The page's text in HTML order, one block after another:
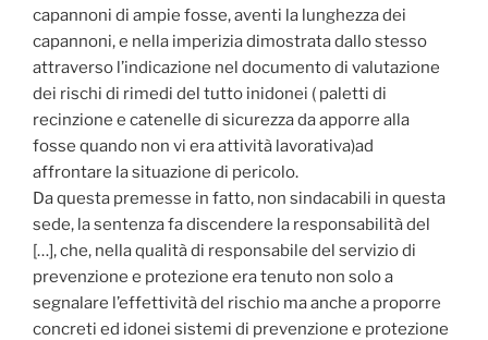
capannoni di ampie fosse, aventi la lunghezza dei
capannoni, e nella imperizia dimostrata dallo stesso
attraverso l’indicazione nel documento di valutazione
dei rischi di rimedi del tutto inidonei ( paletti di
recinzione e catenelle di sicurezza da apporre alla
fosse quando non vi era attività lavorativa)ad
affrontare la situazione di pericolo.
Da questa premesse in fatto, non sindacabili in questa
sede, la sentenza fa discendere la responsabilità del
[…], che, nella qualità di responsabile del servizio di
prevenzione e protezione era tenuto non solo a
segnalare l’effettività del rischio ma anche a proporre
concreti ed idonei sistemi di prevenzione e protezione